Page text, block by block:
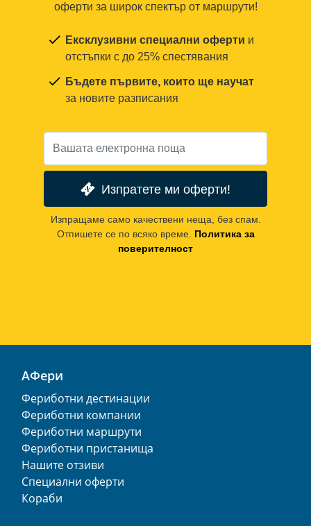
оферти за широк спектър от маршрути!
Ексклузивни специални оферти и
отстъпки с до 25% спестявания
Бъдете първите, които ще научат
за новите разписания
Изпратете ми оферти!
Изпращаме само качествени неща, без спам.
Отпишете се по всяко време. Политика за
поверителност
АФери
Фериботни дестинации
Фериботни компании
Фериботни маршрути
Фериботни пристанища
Нашите отзиви
Специални оферти
Кораби